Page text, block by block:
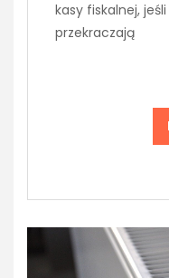
kasy fiskalnej,
przekraczają